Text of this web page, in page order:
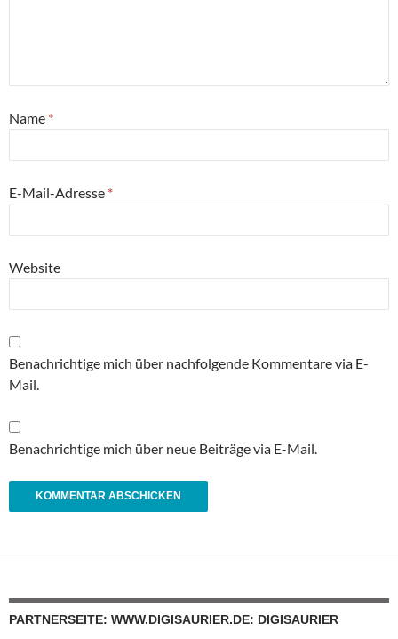
Name *
E-Mail-Adresse *
Website
Benachrichtige mich über nachfolgende Kommentare via E-
Mail.
Benachrichtige mich über neue Beiträge via E-Mail.
PARTNERSEITE: WWW.DIGISAURIER.DE: DIGISAURIER